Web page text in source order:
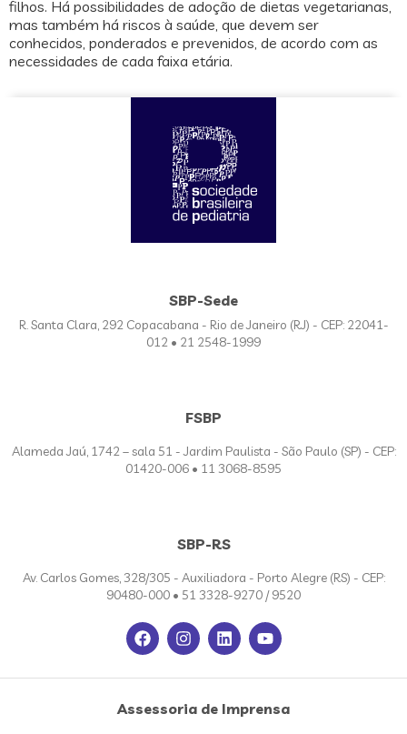
filhos. Há possibilidades de adoção de dietas vegetarianas,
mas também há riscos à saúde, que devem ser
conhecidos, ponderados e prevenidos, de acordo com as
necessidades de cada faixa etária.
SBP-Sede
R. Santa Clara, 292 Copacabana - Rio de Janeiro (RJ) - CEP: 22041-
012 • 21 2548-1999
FSBP
Alameda Jaú, 1742 – sala 51 - Jardim Paulista - São Paulo (SP) - CEP:
01420-006 • 11 3068-8595
SBP-RS
Av. Carlos Gomes, 328/305 - Auxiliadora - Porto Alegre (RS) - CEP:
90480-000 • 51 3328-9270 / 9520
Assessoria de Imprensa